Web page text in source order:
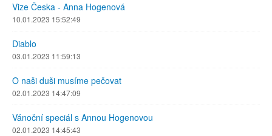
Vize Česka - Anna Hogenová
10.01.2023 15:52:49
Diablo
03.01.2023 11:59:13
O naši duši musíme pečovat
02.01.2023 14:47:09
Vánoční speciál s Annou Hogenovou
02.01.2023 14:45:43